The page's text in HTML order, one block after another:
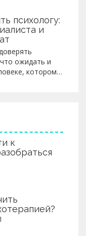
психологу:
и
ожидать и
которому
к